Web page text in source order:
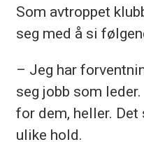
Som avtroppet
seg med å si
– Jeg har
seg jobb som
for dem, heller.
ulike hold.